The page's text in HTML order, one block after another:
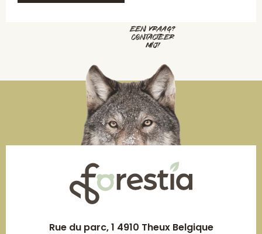
EEN VRAAG?
CONTACTEER
MIJ!
Rue du parc, 1 4910 Theux Belgique